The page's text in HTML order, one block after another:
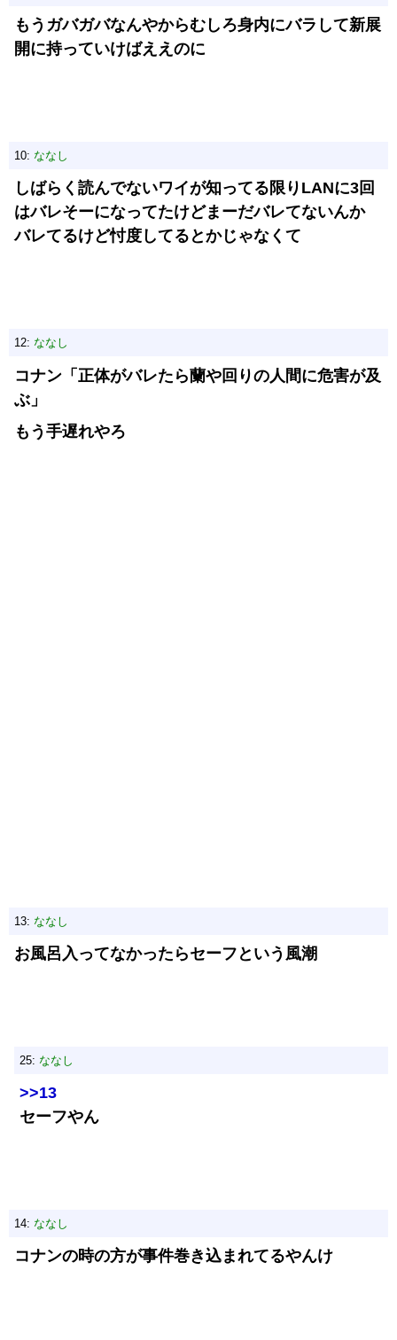
もうガバガバなんやからむしろ身内にバラして新展
開に持っていけばええのに
10: ななし
しばらく読んでないワイが知ってる限りLANに3回
はバレそーになってたけどまーだバレてないんか
バレてるけど忖度してるとかじゃなくて
12: ななし
コナン「正体がバレたら蘭や回りの人間に危害が及
ぶ」
もう手遅れやろ
13: ななし
お風呂入ってなかったらセーフという風潮
25: ななし
>>13
セーフやん
14: ななし
コナンの時の方が事件巻き込まれてるやんけ